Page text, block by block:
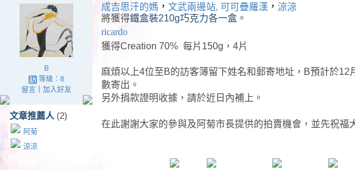
B
等級：8
留言｜ 加入好友
文章推薦人 (2)
阿菊
涼涼
成吉思汗的媽 ， 文武兩邊站, 可可疊羅漢 ， 涼涼
將獲得鐵盒裝210g巧克力各一盒。
ricardo
獲得Creation 70% 每片150g，4片
麻煩以上4位至B的訪客簿留下姓名和郵寄地址，B預計於12
數寄出。
另外捐款證明收據，請於近日內補上。
在此謝謝大家的參與及阿菊市長提供的拍賣機會，並先祝福